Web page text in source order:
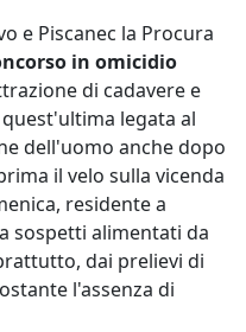
e Piscanec la Procura
in omicidio
di cadavere e
legata al
dell'uomo anche dopo
il velo sulla vicenda
residente a
sospetti alimentati da
dai prelievi di
l'assenza di